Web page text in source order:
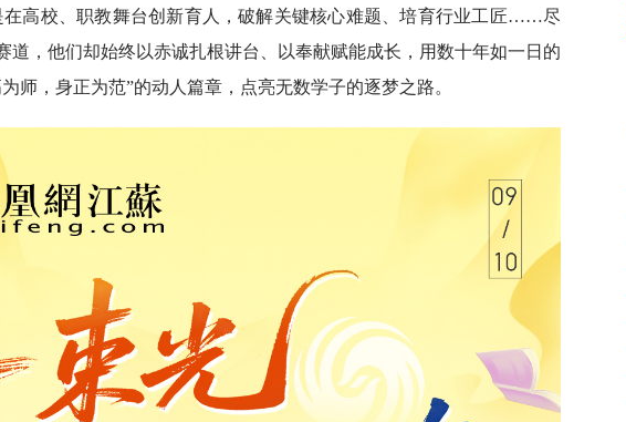
在高校、职教舞台创新育人，破解关键核心难题、培育行业工匠……尽
道，他们却始终以赤诚扎根讲台、以奉献赋能成长，用数十年如一日的
师，身正为范”的动人篇章，点亮无数学子的逐梦之路。